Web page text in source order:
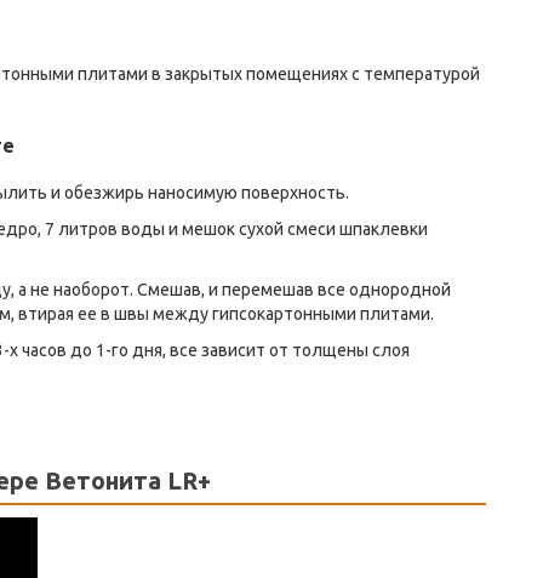
плитами в закрытых помещениях с температурой
и обезжирь наносимую поверхность.
7 литров воды и мешок сухой смеси шпаклевки
а не наоборот. Смешав, и перемешав все однородной
втирая ее в швы между гипсокартонными плитами.
часов до 1-го дня, все зависит от толщены слоя
Ветонита LR+